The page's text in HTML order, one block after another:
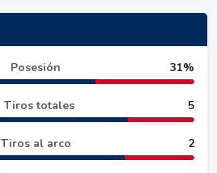
Posesión 31%
Tiros totales 5
Tiros al arco 2